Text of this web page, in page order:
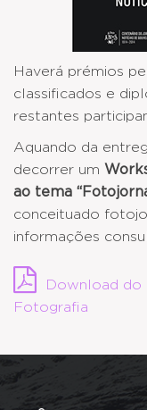
Haverá prémios
classificados e
restantes
Aquando da
decorrer um
ao tema
conceituado
informações
Download do
Fotografia